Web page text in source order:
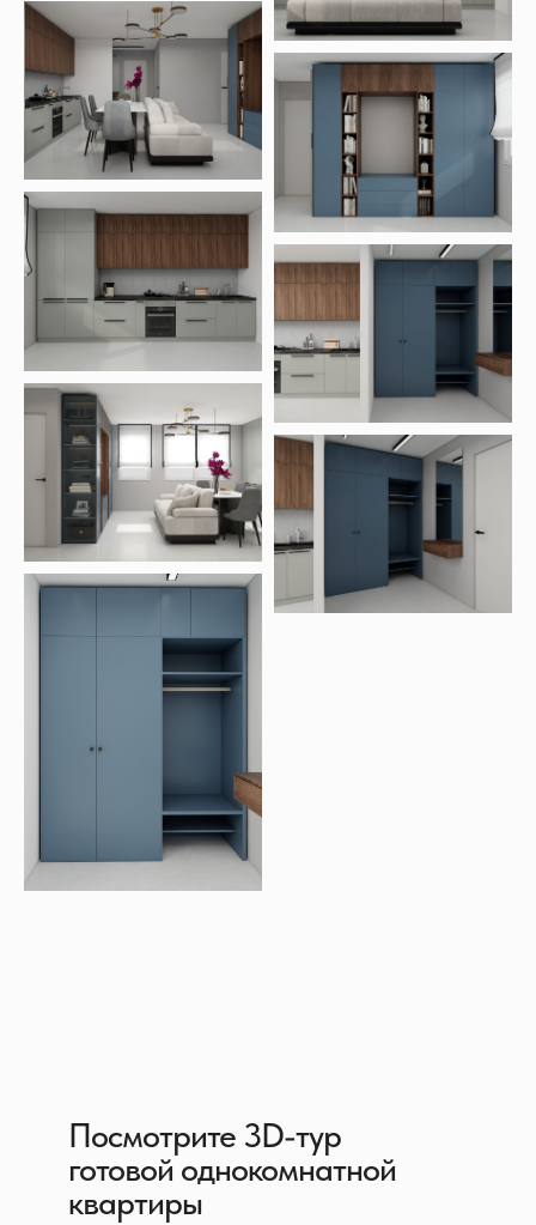
Посмотрите 3D-тур
готовой однокомнатной
квартиры